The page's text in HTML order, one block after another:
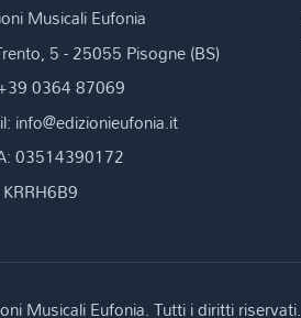
Musicali Eufonia
5 - 25055 Pisogne (BS)
0364 87069
info@edizionieufonia.it
03514390172
Musicali Eufonia. Tutti i diritti riservati.